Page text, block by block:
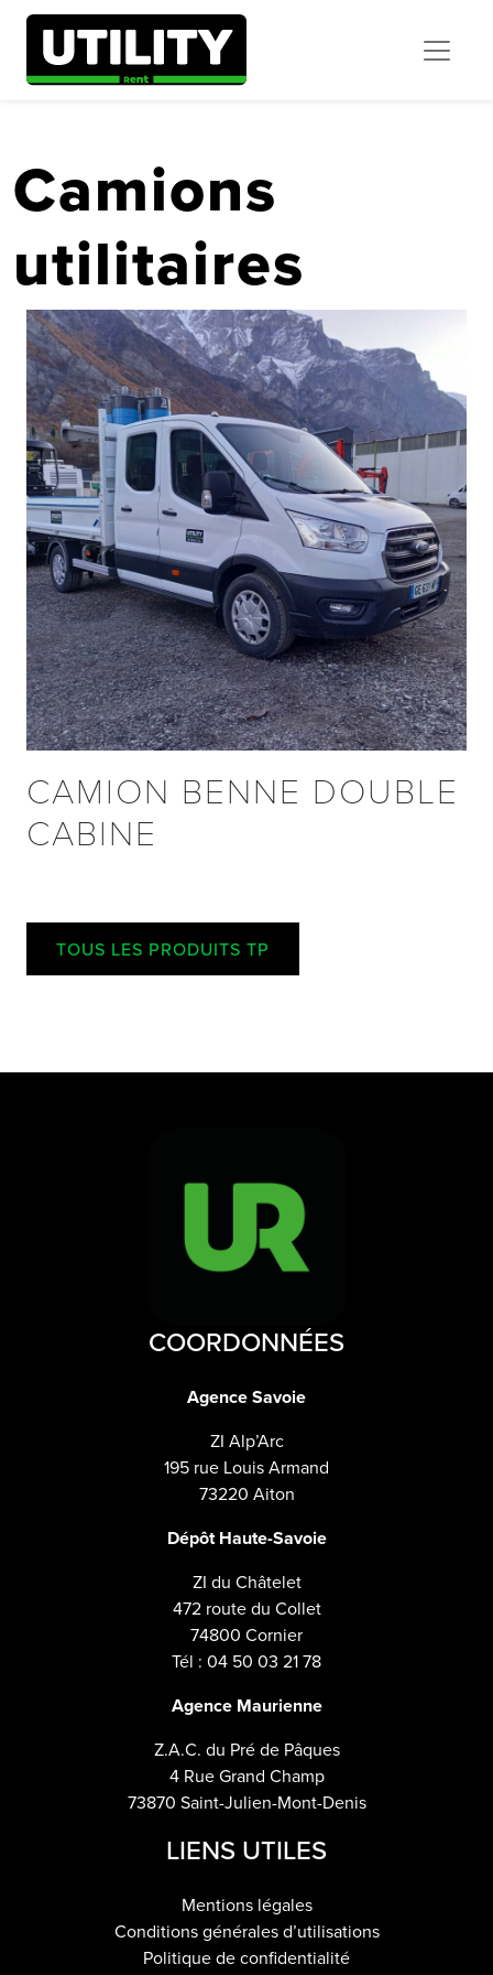
Camions
utilitaires
CAMION BENNE DOUBLE
CABINE
TOUS LES PRODUITS TP
COORDONNÉES
Agence Savoie
ZI Alp’Arc
195 rue Louis Armand
73220 Aiton
Dépôt Haute-Savoie
ZI du Châtelet
472 route du Collet
74800 Cornier
Tél : 04 50 03 21 78
Agence Maurienne
Z.A.C. du Pré de Pâques
4 Rue Grand Champ
73870 Saint-Julien-Mont-Denis
LIENS UTILES
Mentions légales
Conditions générales d’utilisations
Politique de confidentialité